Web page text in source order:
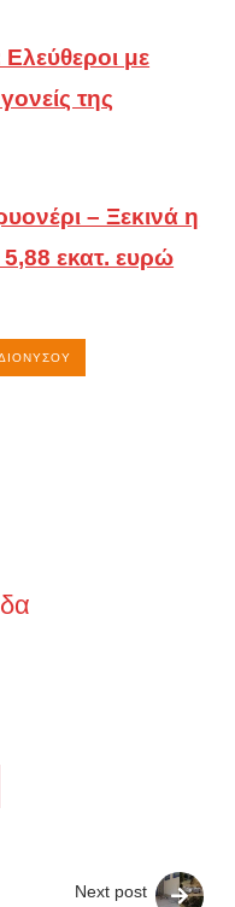
με
της
– Ξεκινά η
εκατ. ευρώ
Next post